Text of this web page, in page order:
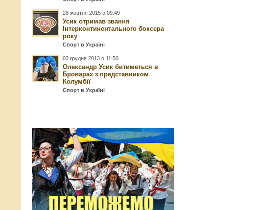
28 жовтня 2015 о 09:49
Усик отримав звання
Інтерконтинентального боксера
року
Спорт в Україні
03 грудня 2013 о 11:50
Олександр Усик битиметься в
Броварах з представником
Колумбії
Спорт в Україні